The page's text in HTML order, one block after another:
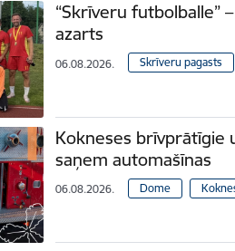
“Skrīveru futbolballe”
azarts
06.08.2026. Skrīveru pagasts
Kokneses brīvprātīgie
saņem automašīnas
06.08.2026. Dome